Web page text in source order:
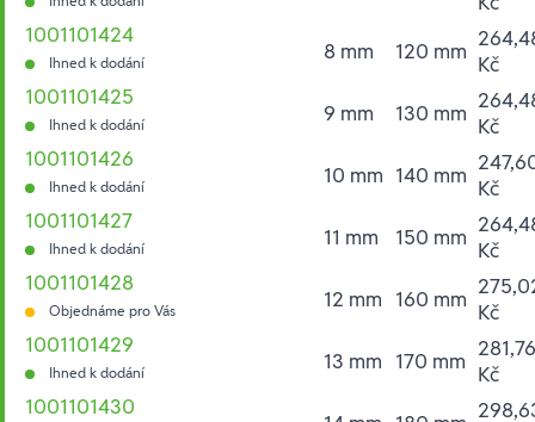
1001101424
Ihned k dodání 8 mm 120 mm Kč
1001101425
Ihned k dodání 9 mm 130 mm Kč
1001101426
Ihned k dodání 10 mm 140 mm Kč
1001101427
Ihned k dodání 11 mm 150 mm Kč
1001101428
Objednáme pro Vás 12 mm 160 mm Kč
1001101429
Ihned k dodání 13 mm 170 mm 281,76
Kč
1001101430